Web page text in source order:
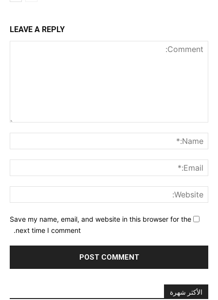
LEAVE A REPLY
Save my name, email, and website in this browser for the
next time I comment.
الأكثر شهرة